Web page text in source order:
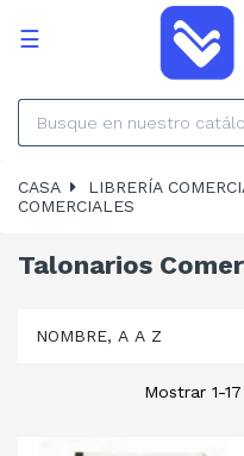
Navegación
☰
CASA LIBRERÍA
COMERCIALES
Talonarios
NOMBRE, A A Z
Mostrar 1-